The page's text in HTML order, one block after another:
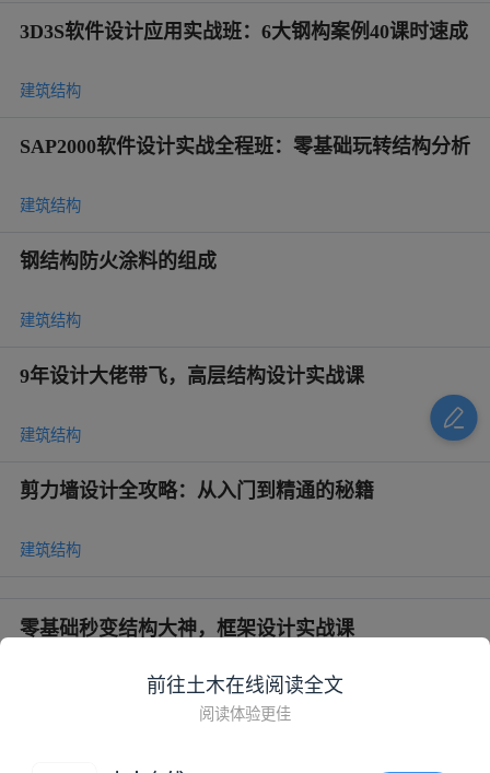
3D3S软件设计应用实战班：6大钢构案例40课时速成
建筑结构
SAP2000软件设计实战全程班：零基础玩转结构分析
建筑结构
钢结构防火涂料的组成
建筑结构
9年设计大佬带飞，高层结构设计实战课
建筑结构
剪力墙设计全攻略：从入门到精通的秘籍
建筑结构
零基础秒变结构大神，框架设计实战课
前往土木在线阅读全文
阅读体验更佳